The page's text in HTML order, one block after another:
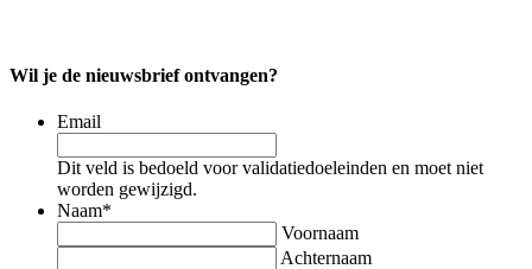
Wil je de nieuwsbrief ontvangen?
Email
Dit veld is bedoeld voor validatiedoeleinden en moet niet
worden gewijzigd.
Naam*
Voornaam
Achternaam